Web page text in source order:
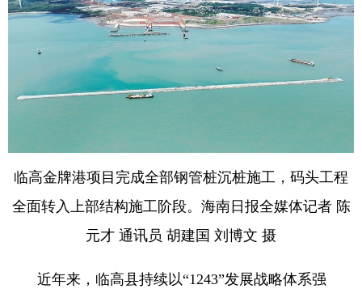
临高金牌港项目完成全部钢管桩沉桩施工，码头工程
全面转入上部结构施工阶段。海南日报全媒体记者 陈
元才 通讯员 胡建国 刘博文 摄
近年来，临高县持续以“1243”发展战略体系强